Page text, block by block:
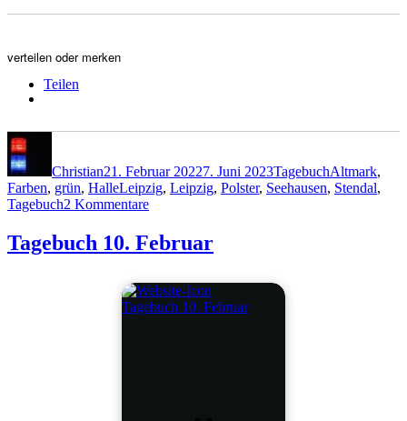
verteilen oder merken
Teilen
Christian21. Februar 20227. Juni 2023TagebuchAltmark,
Farben, grün, HalleLeipzig, Leipzig, Polster, Seehausen, Stendal,
Tagebuch2 Kommentarezu
21.
Februar
Tagebuch 10. Februar
Tagebuch 10. Februar